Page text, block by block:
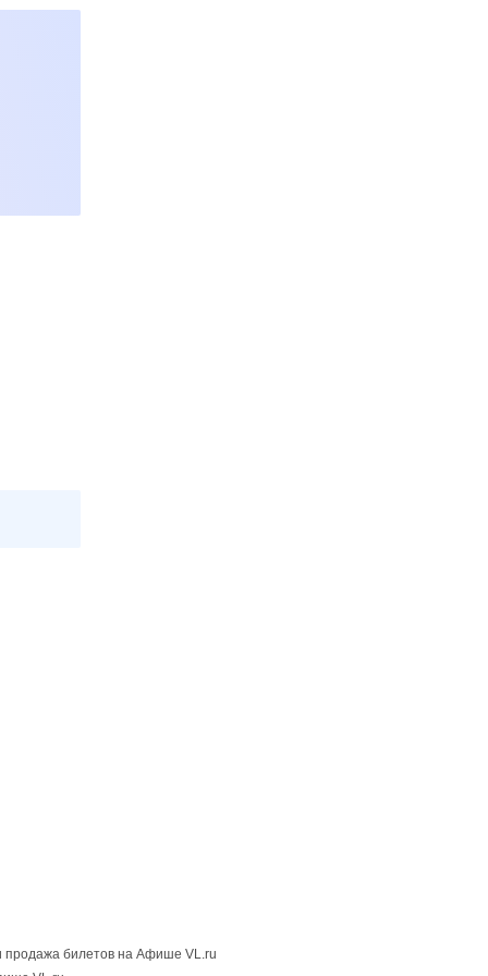
продажа билетов на Афише VL.ru